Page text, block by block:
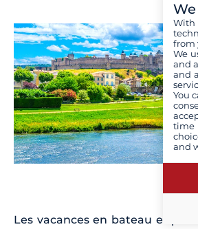
Les vacances en bateau et plus
from
We
and
and
You
time
and